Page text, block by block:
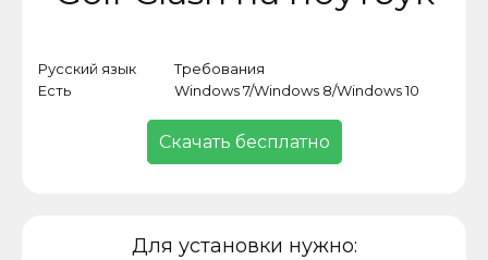
Русский язык
Есть
Требования
Windows 7/Windows 8/Windows 10
Скачать бесплатно
Для установки нужно: